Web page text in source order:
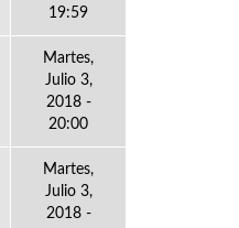
19:59
Martes,
Julio 3,
2018 -
20:00
Martes,
Julio 3,
2018 -